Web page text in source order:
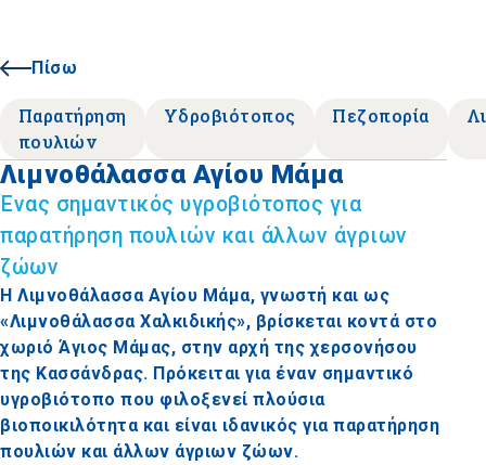
Πίσω
Παρατήρηση
πουλιών
Υδροβιότοπος Πεζοπορία
Λιμνοθάλασσα Αγίου Μάμα
Ένας σημαντικός υγροβιότοπος για
παρατήρηση πουλιών και άλλων άγριων
ζώων
Η Λιμνοθάλασσα Αγίου Μάμα, γνωστή και ως
«Λιμνοθάλασσα Χαλκιδικής», βρίσκεται κοντά στο
χωριό Άγιος Μάμας, στην αρχή της χερσονήσου
της Κασσάνδρας. Πρόκειται για έναν σημαντικό
υγροβιότοπο που φιλοξενεί πλούσια
βιοποικιλότητα και είναι ιδανικός για παρατήρηση
πουλιών και άλλων άγριων ζώων.